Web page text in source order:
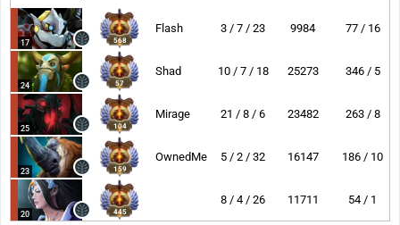
17 568
Flash 3 / 7 / 23 9984 77 / 16
24 57
Shad 10 / 7 / 18 25273 346 / 5
25 104
Mirage 21 / 8 / 6 23482 263 / 8
23 159
OwnedMe 5 / 2 / 32 16147 186 / 10
20 445
8 / 4 / 26 11711 54 / 1